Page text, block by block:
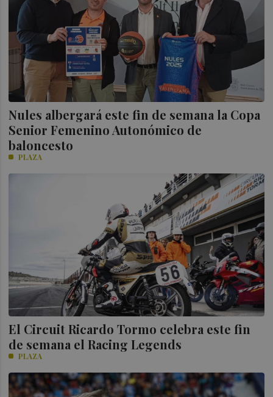
Nules albergará este fin de semana la Copa
Senior Femenino Autonómico de
baloncesto
PLAZA
El Circuit Ricardo Tormo celebra este fin
de semana el Racing Legends
PLAZA